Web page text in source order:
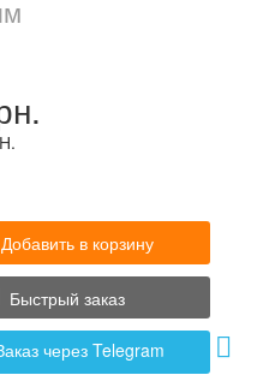
Добавить в корзину
Быстрый заказ
через Telegram